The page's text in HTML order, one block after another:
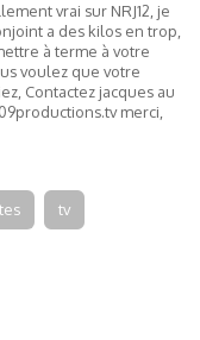
vrai sur NRJ12, je
a des kilos en trop,
à terme à votre
voulez que votre
Contactez jacques au
merci,
tv